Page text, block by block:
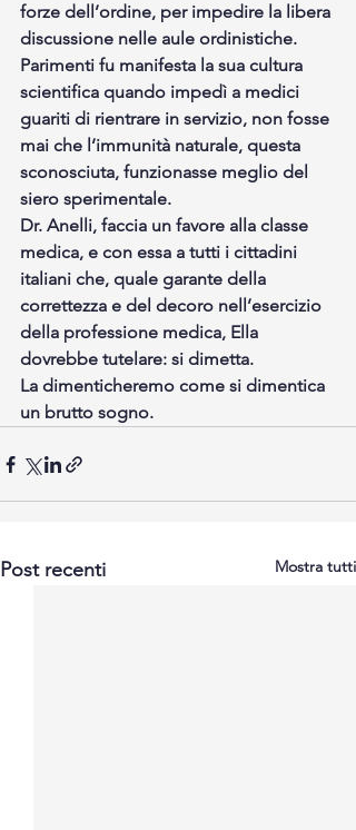
forze dell’ordine, per impedire la libera
discussione nelle aule ordinistiche.
Parimenti fu manifesta la sua cultura
scientifica quando impedì a medici
guariti di rientrare in servizio, non fosse
mai che l’immunità naturale, questa
sconosciuta, funzionasse meglio del
siero sperimentale.
Dr. Anelli, faccia un favore alla classe
medica, e con essa a tutti i cittadini
italiani che, quale garante della
correttezza e del decoro nell’esercizio
della professione medica, Ella
dovrebbe tutelare: si dimetta.
La dimenticheremo come si dimentica
un brutto sogno.
Post recenti Mostra tutti